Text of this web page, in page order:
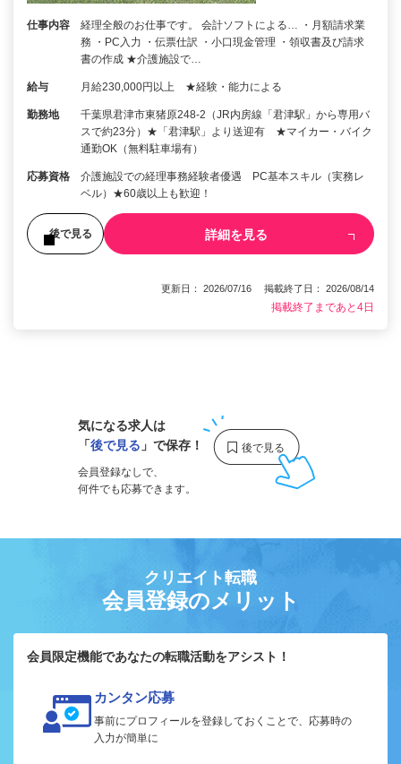
仕事内容
経理全般のお仕事です。 会計ソフトによる… ・月額請求業
務 ・PC入力 ・伝票仕訳 ・小口現金管理 ・領収書及び請求
書の作成 ★介護施設で…
給与 月給230,000円以上 ★経験・能力による
勤務地
千葉県君津市東猪原248-2（JR内房線「君津駅」から専用バ
スで約23分）★「君津駅」より送迎有 ★マイカー・バイク
通勤OK（無料駐車場有）
応募資格
介護施設での経理事務経験者優遇 PC基本スキル（実務レ
ベル）★60歳以上も歓迎！
後で見る 詳細を見る
更新日： 2026/07/16 掲載終了日： 2026/08/14
掲載終了まであと4日
気になる求人は
「後で見る 」で保存！
会員登録なしで、
何件でも応募できます。
クリエイト転職
会員登録のメリット
会員限定機能であなたの転職活動をアシスト！
カンタン応募
事前にプロフィールを登録しておくことで、応募時の
入力が簡単に